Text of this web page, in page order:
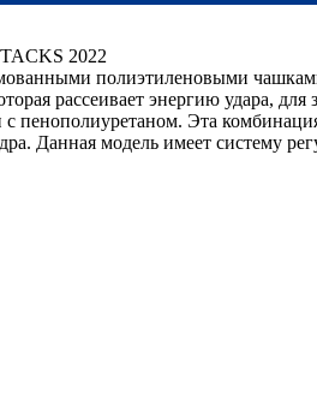
2022
полиэтиленовыми
рассеивает энергию удара,
Эта
Данная модель имеет систему